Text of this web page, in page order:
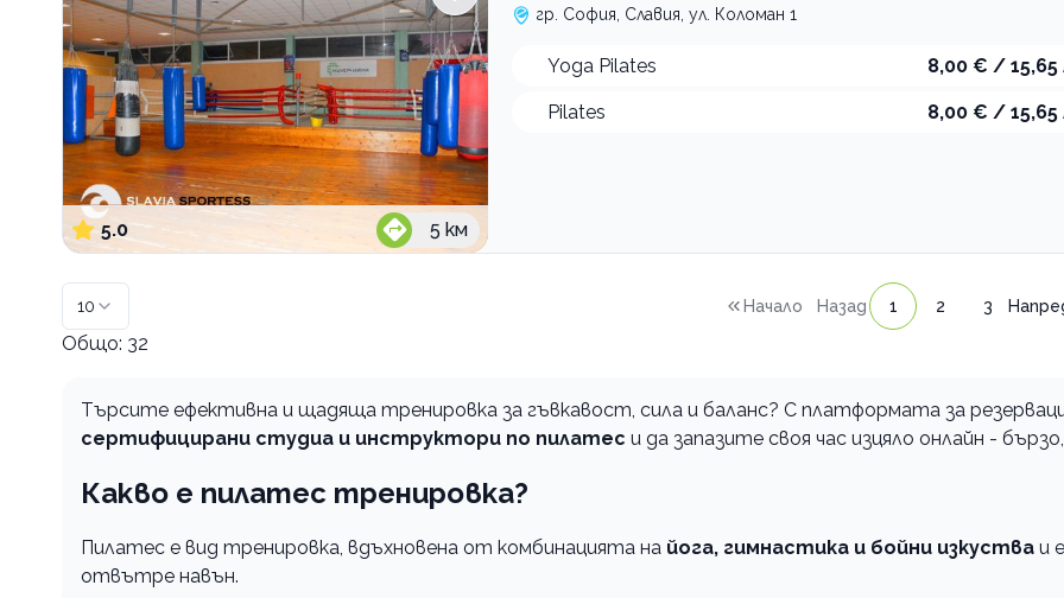
5.0 5 км
гр. София, Славия, ул. Коломан 1
Yoga Pilates 8,00 € / 15,65
Pilates 8,00 € / 15,65
10 Начало Назад 1 2 3
Общо: 32
Търсите ефективна и щадяща тренировка за гъвкавост, сила и баланс? С платформата за
сертифицирани студиа и инструктори по пилатес и да запазите своя час изцяло онлайн -
Какво е пилатес тренировка?
Пилатес е вид тренировка, вдъхновена от комбинацията на йога, гимнастика и бойни изкуства и
отвътре навън.